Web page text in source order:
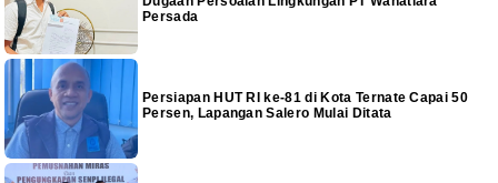
Persada
Persiapan HUT RI ke-81 di Kota Ternate Capai 50
Persen, Lapangan Salero Mulai Ditata